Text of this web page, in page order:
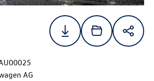
AG